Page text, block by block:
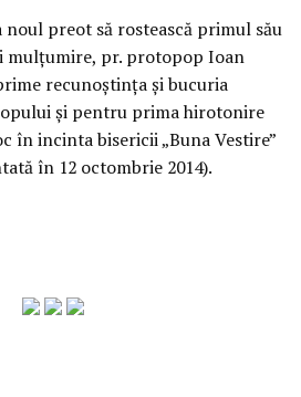
preot să rostească primul său
mulțumire, pr. protopop Ioan
recunoștința și bucuria
și pentru prima hirotonire
în incinta bisericii „Buna Vestire”
în 12 octombrie 2014).